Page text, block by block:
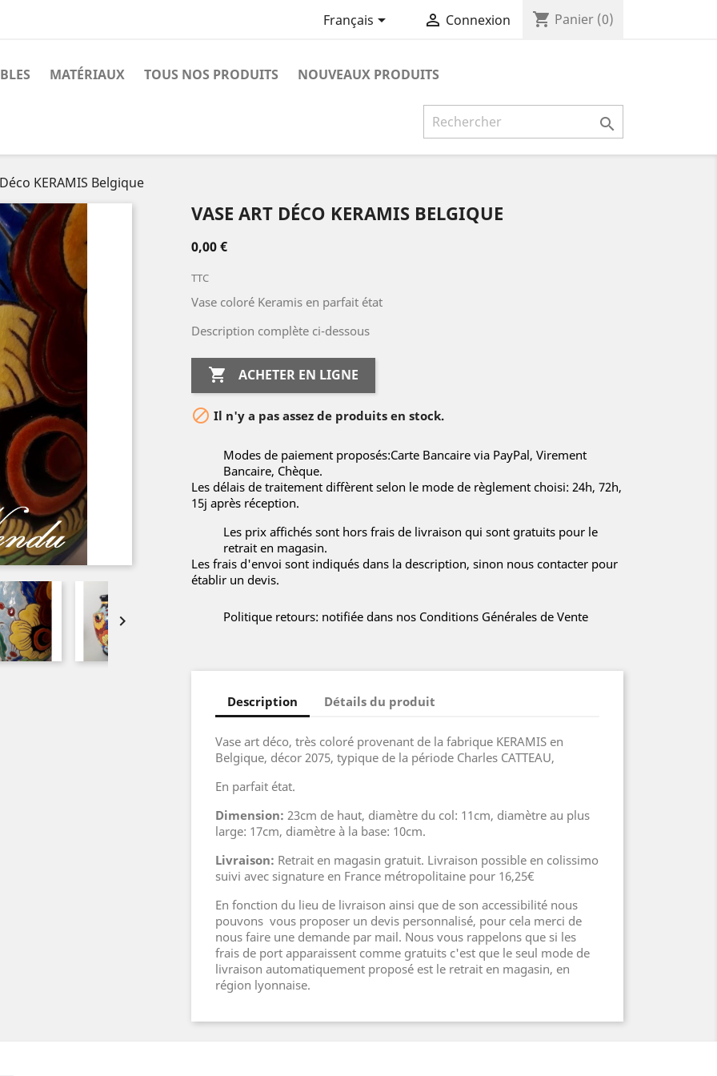
Français  Connexion shopping_cart Panier (0)
MATÉRIAUX TOUS NOS PRODUITS NOUVEAUX PRODUITS

KERAMIS Belgique

VASE ART DÉCO KERAMIS BELGIQUE
0,00 €
TTC
Vase coloré Keramis en parfait état
Description complète ci-dessous
 ACHETER EN LIGNE
 Il n'y a pas assez de produits en stock.
Modes de paiement proposés:Carte Bancaire via PayPal, Virement
Bancaire, Chèque.
Les délais de traitement diffèrent selon le mode de règlement choisi: 24h, 72h,
15j après réception.
Les prix affichés sont hors frais de livraison qui sont gratuits pour le
retrait en magasin.
Les frais d'envoi sont indiqués dans la description, sinon nous contacter pour
établir un devis.
Politique retours: notifiée dans nos Conditions Générales de Vente
Description Détails du produit
Vase art déco, très coloré provenant de la fabrique KERAMIS en
Belgique, décor 2075, typique de la période Charles CATTEAU,
En parfait état.
Dimension: 23cm de haut, diamètre du col: 11cm, diamètre au plus
large: 17cm, diamètre à la base: 10cm.
Livraison: Retrait en magasin gratuit. Livraison possible en colissimo
suivi avec signature en France métropolitaine pour 16,25€
En fonction du lieu de livraison ainsi que de son accessibilité nous
pouvons vous proposer un devis personnalisé, pour cela merci de
nous faire une demande par mail. Nous vous rappelons que si les
frais de port apparaissent comme gratuits c'est que le seul mode de
livraison automatiquement proposé est le retrait en magasin, en
région lyonnaise.